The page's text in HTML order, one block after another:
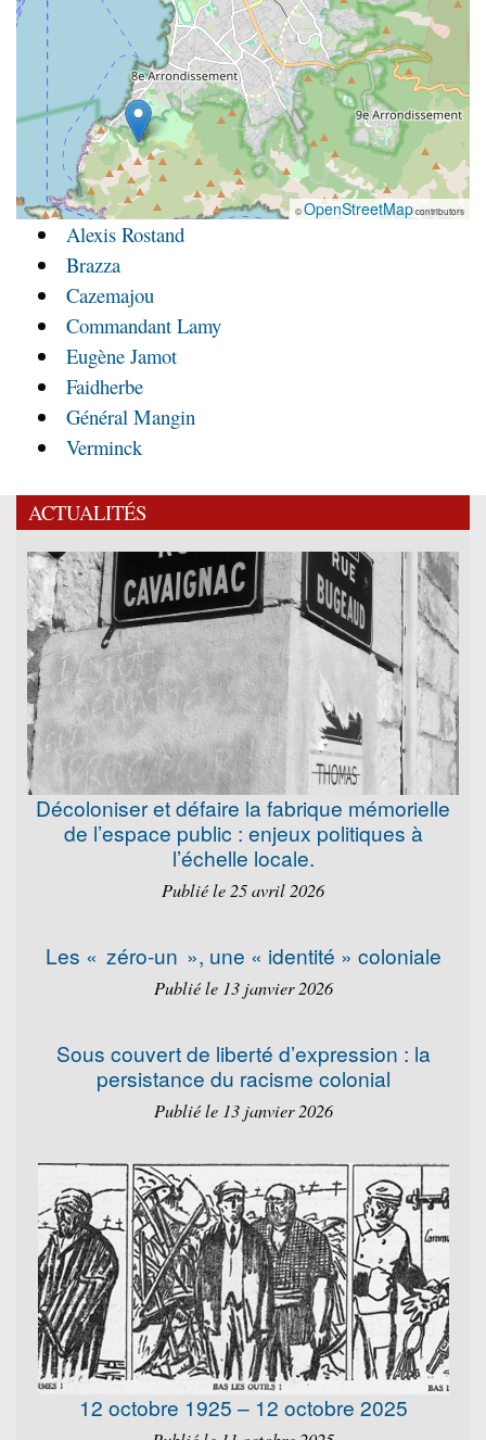
©OpenStreetMapcontributors
Alexis Rostand
Brazza
Cazemajou
Commandant Lamy
Eugène Jamot
Faidherbe
Général Mangin
Verminck
ACTUALITÉS
Décoloniser et défaire la fabrique mémorielle
de l’espace public : enjeux politiques à
l’échelle locale.
Publié le 25 avril 2026
Les « zéro-un », une « identité » coloniale
Publié le 13 janvier 2026
Sous couvert de liberté d’expression : la
persistance du racisme colonial
Publié le 13 janvier 2026
12 octobre 1925 – 12 octobre 2025